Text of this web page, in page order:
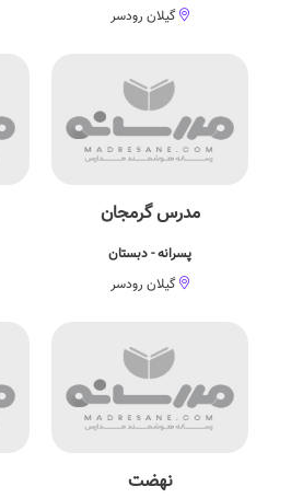
گیلان رودسر
مدرس گرمجان
پسرانه - دبستان
گیلان رودسر
نهضت